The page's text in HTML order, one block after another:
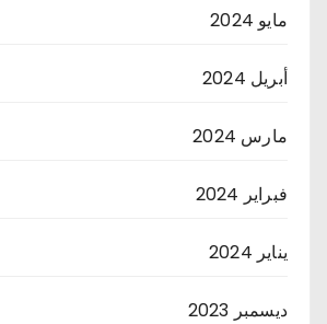
مايو 2024
أبريل 2024
مارس 2024
فبراير 2024
يناير 2024
ديسمبر 2023